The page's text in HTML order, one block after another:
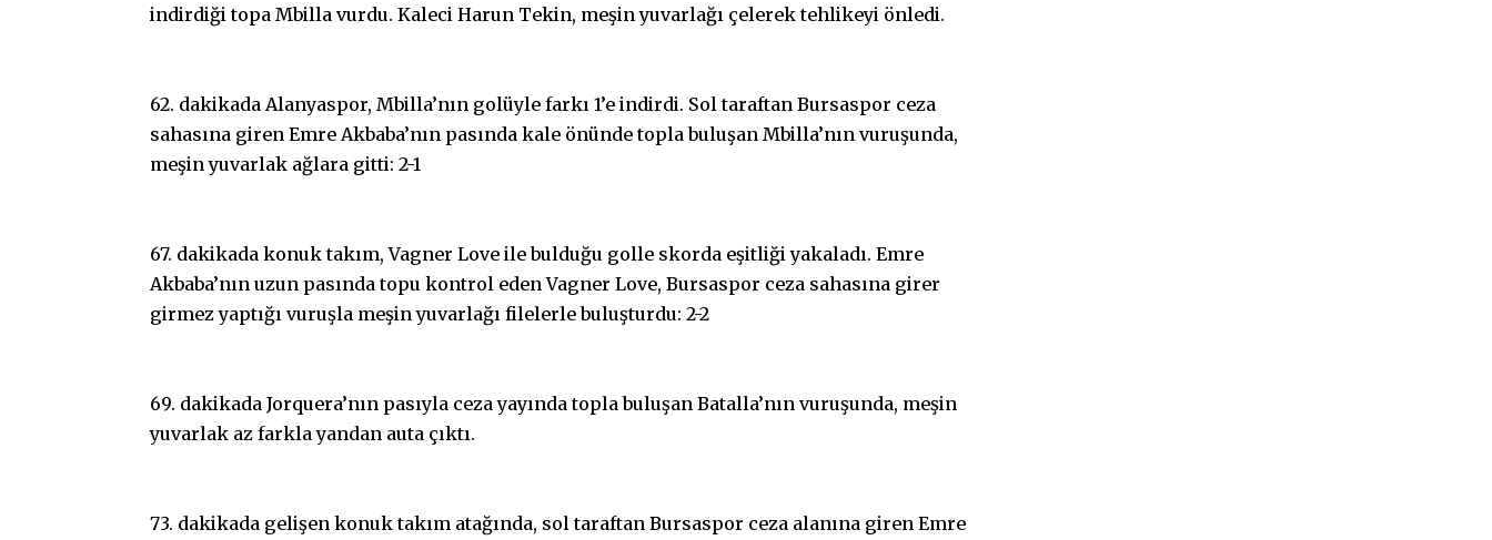
indirdiği topa Mbilla vurdu. Kaleci Harun Tekin, meşin yuvarlağı çelerek tehlikeyi önledi.
62. dakikada Alanyaspor, Mbilla’nın golüyle farkı 1’e indirdi. Sol taraftan Bursaspor ceza
sahasına giren Emre Akbaba’nın pasında kale önünde topla buluşan Mbilla’nın vuruşunda,
meşin yuvarlak ağlara gitti: 2-1
67. dakikada konuk takım, Vagner Love ile bulduğu golle skorda eşitliği yakaladı. Emre
Akbaba’nın uzun pasında topu kontrol eden Vagner Love, Bursaspor ceza sahasına girer
girmez yaptığı vuruşla meşin yuvarlağı filelerle buluşturdu: 2-2
69. dakikada Jorquera’nın pasıyla ceza yayında topla buluşan Batalla’nın vuruşunda, meşin
yuvarlak az farkla yandan auta çıktı.
73. dakikada gelişen konuk takım atağında, sol taraftan Bursaspor ceza alanına giren Emre